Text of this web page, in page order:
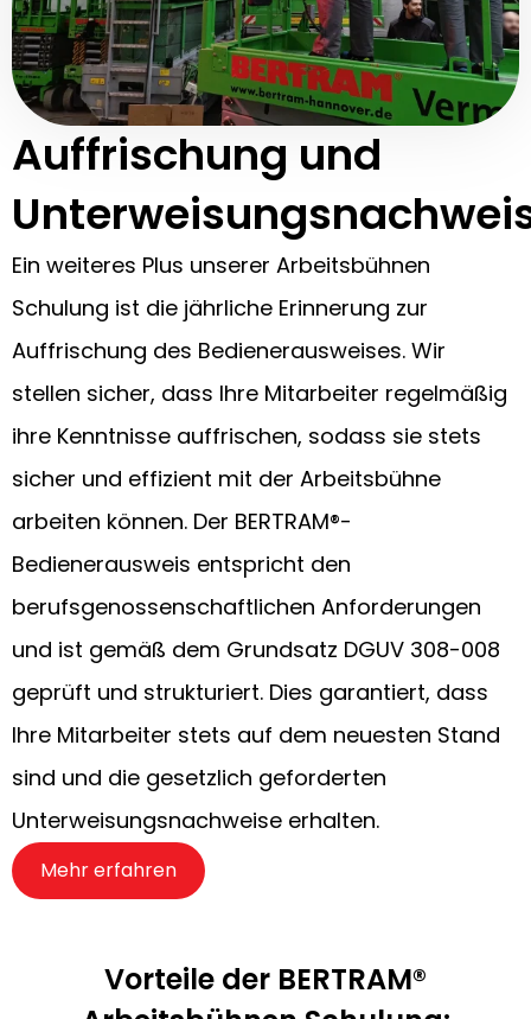
Auffrischung und
Ein weiteres Plus unserer Arbeitsbühnen
Schulung ist die jährliche Erinnerung zur
Auffrischung des Bedienerausweises. Wir
stellen sicher, dass Ihre Mitarbeiter regelmäßig
ihre Kenntnisse auffrischen, sodass sie stets
sicher und effizient mit der Arbeitsbühne
arbeiten können. Der BERTRAM®-
Bedienerausweis entspricht den
berufsgenossenschaftlichen Anforderungen
und ist gemäß dem Grundsatz DGUV 308-008
geprüft und strukturiert. Dies garantiert, dass
Ihre Mitarbeiter stets auf dem neuesten Stand
sind und die gesetzlich geforderten
Unterweisungsnachweise erhalten.
Mehr erfahren
Vorteile der BERTRAM®